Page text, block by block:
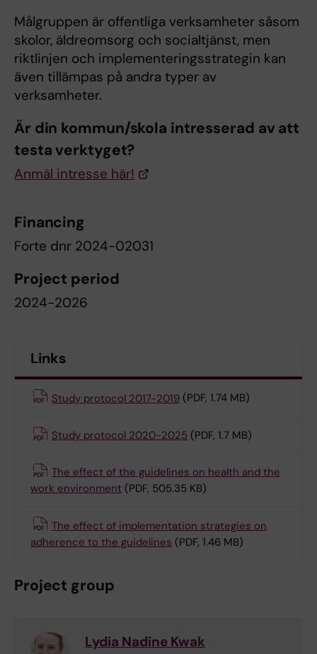
Målgruppen är offentliga verksamheter såsom
skolor, äldreomsorg och socialtjänst, men
riktlinjen och implementeringsstrategin kan
även tillämpas på andra typer av
verksamheter.
Är din kommun/skola intresserad av att
testa verktyget?
Anmäl intresse här!
Financing
Forte dnr 2024-02031
Project period
2024-2026
Links
Study protocol 2017-2019 (PDF, 1.74 MB)
Study protocol 2020-2025 (PDF, 1.7 MB)
The effect of the guidelines on health and the
work environment (PDF, 505.35 KB)
The effect of implementation strategies on
adherence to the guidelines (PDF, 1.46 MB)
Project group
Lydia Nadine Kwak